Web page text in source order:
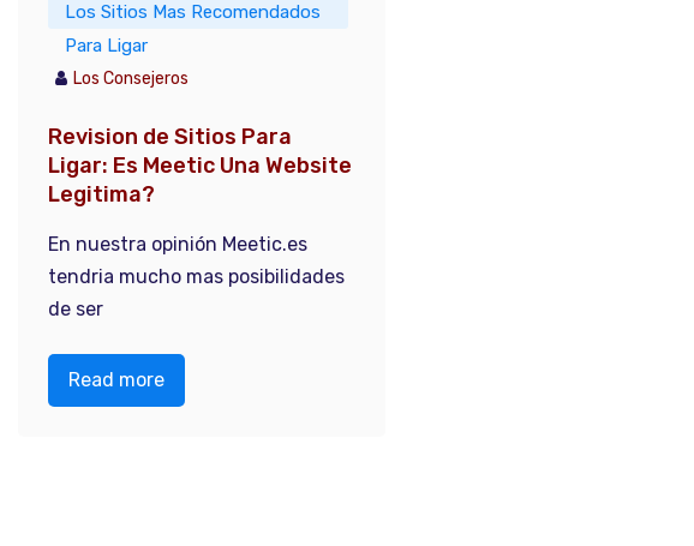
Los Sitios Mas Recomendados
Para Ligar
Los Consejeros
Revision de Sitios Para
Ligar: Es Meetic Una Website
Legitima?
En nuestra opinión Meetic.es
tendria mucho mas posibilidades
de ser
Read more